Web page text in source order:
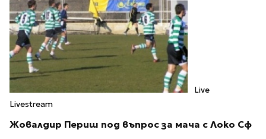
Live
Livestream
Жовалдир Периш под въпрос за мача с Локо Сф